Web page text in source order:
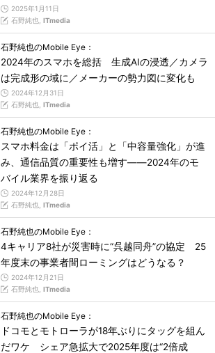
2025年1月11日
石野純也, ITmedia
石野純也のMobile Eye：
2024年のスマホを総括 生成AIの浸透／カメラ
は完成形の域に／メーカーの勢力図に変化も
2024年12月31日
石野純也, ITmedia
石野純也のMobile Eye：
スマホ料金は「ポイ活」と「中容量強化」が進
み、通信品質の重要性も増す――2024年のモ
バイル業界を振り返る
2024年12月28日
石野純也, ITmedia
石野純也のMobile Eye：
4キャリア8社が災害時に“呉越同舟”の協定 25
年度末の事業者間ローミングはどうなる？
2024年12月21日
石野純也, ITmedia
石野純也のMobile Eye：
ドコモとモトローラが18年ぶりにタッグを組ん
だワケ シェア急拡大で2025年度は“2倍成